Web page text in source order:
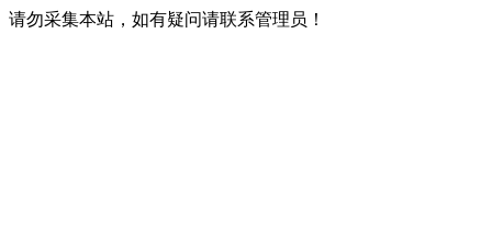
请勿采集本站，如有疑问请联系管理员！